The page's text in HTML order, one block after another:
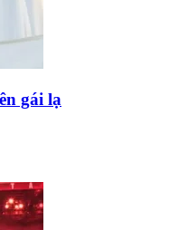
gái lạ